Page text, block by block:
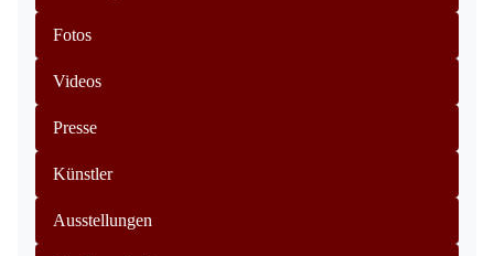
Fotos
Videos
Presse
Künstler
Ausstellungen